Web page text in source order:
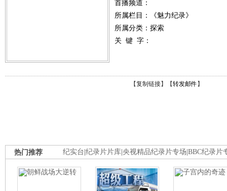
首播频道：
所属栏目：
《魅力纪录》
所属分类：探索
关 键 字：
【复制链接】【转发邮件 】
纪实台 纪录片片库 央视精品纪录片专场 BBC纪录片
热门推荐